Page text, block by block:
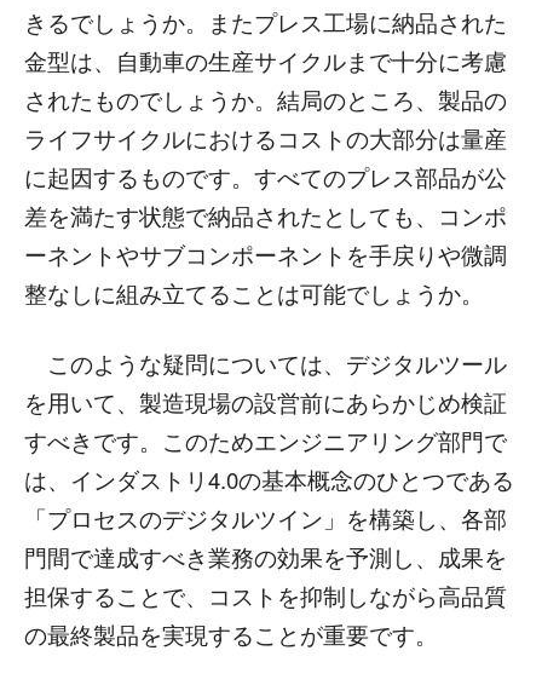
きるでしょうか。またプレス工場に納品された
金型は、自動車の生産サイクルまで十分に考慮
されたものでしょうか。結局のところ、製品の
ライフサイクルにおけるコストの大部分は量産
に起因するものです。すべてのプレス部品が公
差を満たす状態で納品されたとしても、コンポ
ーネントやサブコンポーネントを手戻りや微調
整なしに組み立てることは可能でしょうか。
このような疑問については、デジタルツール
を用いて、製造現場の設営前にあらかじめ検証
すべきです。このためエンジニアリング部門で
は、インダストリ4.0の基本概念のひとつである
「プロセスのデジタルツイン」を構築し、各部
門間で達成すべき業務の効果を予測し、成果を
担保することで、コストを抑制しながら高品質
の最終製品を実現することが重要です。